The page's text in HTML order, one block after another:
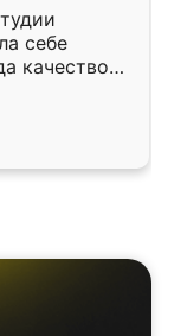
себе
качеством
уже почти